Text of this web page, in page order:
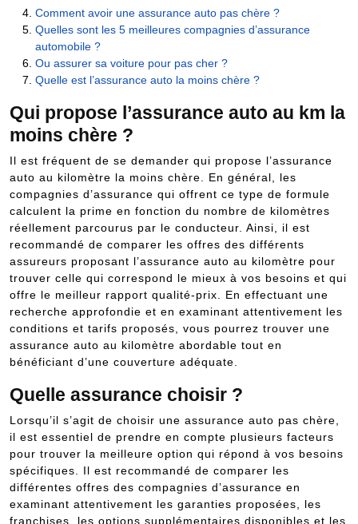
Comment avoir une assurance auto pas chère ?
Quelles sont les 5 meilleures compagnies d’assurance
automobile ?
Ou assurer sa voiture pour pas cher ?
Quelle est l’assurance auto la moins chère ?
Qui propose l’assurance auto au km la
moins chère ?
Il est fréquent de se demander qui propose l’assurance
auto au kilomètre la moins chère. En général, les
compagnies d’assurance qui offrent ce type de formule
calculent la prime en fonction du nombre de kilomètres
réellement parcourus par le conducteur. Ainsi, il est
recommandé de comparer les offres des différents
assureurs proposant l’assurance auto au kilomètre pour
trouver celle qui correspond le mieux à vos besoins et qui
offre le meilleur rapport qualité-prix. En effectuant une
recherche approfondie et en examinant attentivement les
conditions et tarifs proposés, vous pourrez trouver une
assurance auto au kilomètre abordable tout en
bénéficiant d’une couverture adéquate.
Quelle assurance choisir ?
Lorsqu’il s’agit de choisir une assurance auto pas chère,
il est essentiel de prendre en compte plusieurs facteurs
pour trouver la meilleure option qui répond à vos besoins
spécifiques. Il est recommandé de comparer les
différentes offres des compagnies d’assurance en
examinant attentivement les garanties proposées, les
franchises, les options supplémentaires disponibles et les